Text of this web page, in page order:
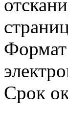
Формат
Срок